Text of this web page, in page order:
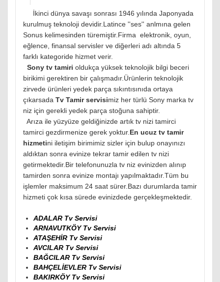
İkinci dünya savaşı sonrası 1946 yılında Japonyada
kurulmuş teknoloji devidir.Latince ''ses'' anlmına gelen
Sonus kelimesinden türemiştir.Firma elektronik, oyun,
eğlence, finansal servisler ve diğerleri adı altında 5
farklı kategoride hizmet verir.
Sony tv tamiri oldukça yüksek teknolojik bilgi beceri
birikimi gerektiren bir çalışmadır.Ürünlerin teknolojik
zirvede ürünleri yedek parça sıkıntısınıda ortaya
çıkarsada Tv Tamir servisimiz her türlü Sony marka tv
niz için gerekli yedek parça stoğuna sahiptir.
Arıza ile yüzyüze geldiğinizde artık tv nizi tamirci
tamirci gezdirmenize gerek yoktur.En ucuz tv tamir
hizmetini iletişim birimimiz sizler için bulup onayınızı
aldıktan sonra evinize tekrar tamir edilen tv nizi
getirmektedir.Bir telefonunuzla tv niz evinizden alınıp
tamirden sonra evinize montajı yapılmaktadır.Tüm bu
işlemler maksimum 24 saat sürer.Bazı durumlarda tamir
hizmeti çok kısa sürede evinizdede gerçekleşmektedir.
ADALAR Tv Servisi
ARNAVUTKÖY Tv Servisi
ATAŞEHİR Tv Servisi
AVCILAR Tv Servisi
BAĞCILAR Tv Servisi
BAHÇELİEVLER Tv Servisi
BAKIRKÖY Tv Servisi